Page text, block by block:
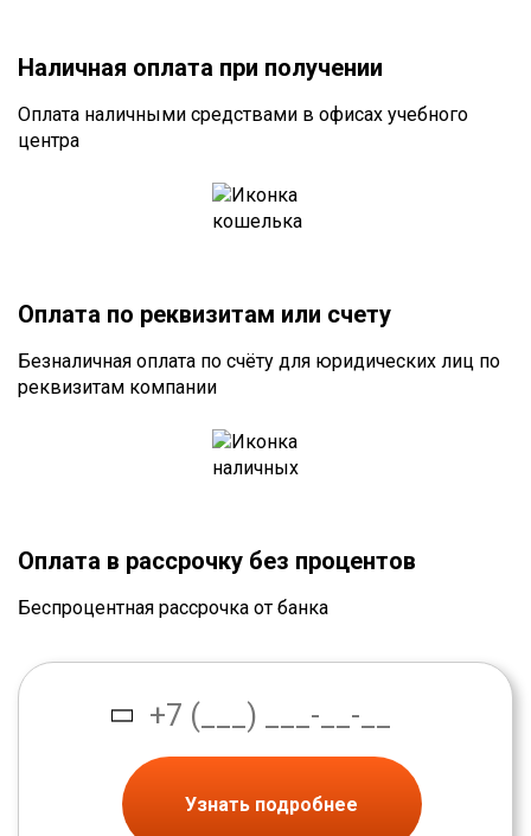
Наличная оплата при получении
Оплата наличными средствами в офисах учебного
центра
Оплата по реквизитам или счету
Безналичная оплата по счёту для юридических лиц по
реквизитам компании
Оплата в рассрочку без процентов
Беспроцентная рассрочка от банка
Узнать подробнее